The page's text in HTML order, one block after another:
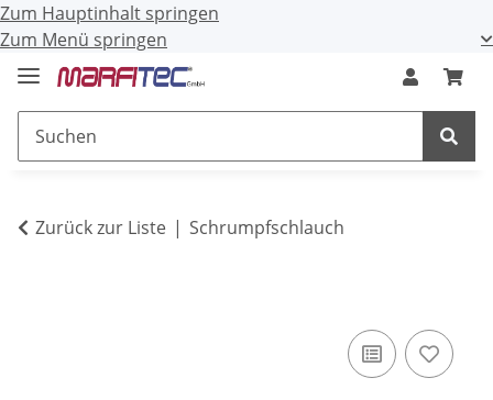
Zum Hauptinhalt springen
Zum Menü springen
Zurück zur Liste Schrumpfschlauch